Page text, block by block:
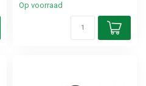
Op voorraad